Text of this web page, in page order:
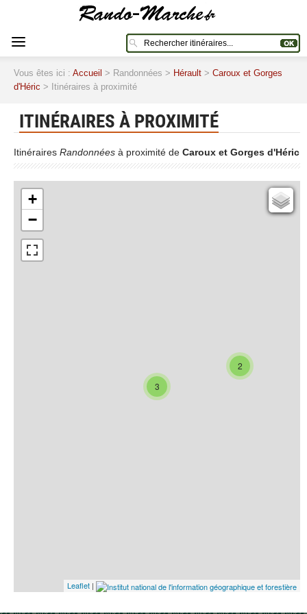
Vous êtes ici : Accueil > Randonnées > Hérault > Caroux et Gorges
d'Héric > Itinéraires à proximité
ITINÉRAIRES À PROXIMITÉ
Itinéraires Randonnées à proximité de Caroux et Gorges d'Héric
2
3
+
−
Leaflet |